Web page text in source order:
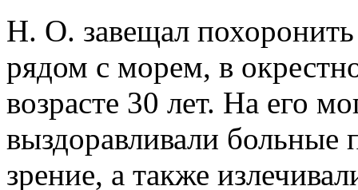
Н. О. завещал
рядом с морем, в
возрасте 30 лет. На его
выздоравливали больные
зрение, а также